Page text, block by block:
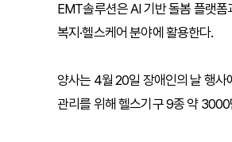
EMT솔루션은 AI 기반 돌봄 플랫폼
복지·헬스케어 분야에 활용한다.
양사는 4월 20일 장애인의 날 행사
관리를 위해 헬스기구 9종 약